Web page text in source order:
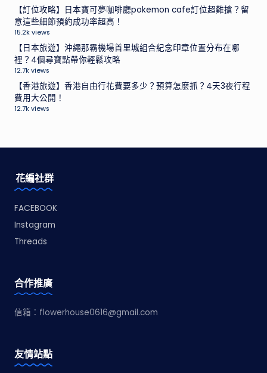
【訂位攻略】日本寶可夢咖啡廳pokemon cafe訂位超難搶？留
意這些細節預約成功率超高！
15.2k views
【日本旅遊】沖繩那霸機場首里城組合紀念印章位置分布在哪
裡？4個尋寶點帶你輕鬆攻略
12.7k views
【香港旅遊】香港自由行花費要多少？預算怎麼抓？4天3夜行程
費用大公開！
12.7k views
花編社群
FACEBOOK
Instagram
Threads
合作推廣
信箱： flowerhouse0616@gmail.com
友情站點